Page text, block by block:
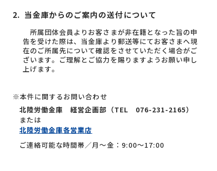
当金庫からのご案内の送付について
所属団体会員よりお客さまが非在籍となった旨の申
告を受けた際は、当金庫より郵送等にてお客さまへ現
在のご所属先について確認をさせていただく場合がご
ざいます。ご理解とご協力を賜りますようお願い申し
上げます。
※本件に関するお問い合わせ
北陸労働金庫 経営企画部（TEL 076-231-2165）
または
北陸労働金庫各営業店
ご連絡可能な時間帯／月～金：9:00～17:00